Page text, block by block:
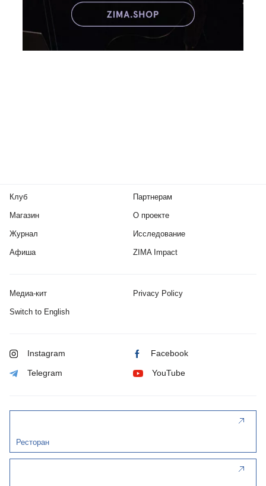
Клуб
Магазин
Журнал
Афиша
Партнерам
О проекте
Исследование
ZIMA Impact
Медиа-кит Privacy Policy
Switch to English
Instagram Facebook
Telegram YouTube
Ресторан